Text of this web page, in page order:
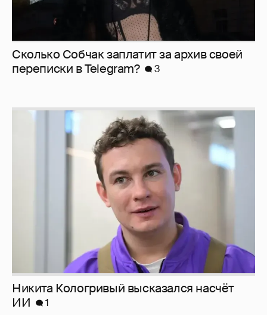
Сколько Собчак заплатит за архив своей
перeписки в Telegram?
3
Никита Кологривый высказался насчёт
ИИ
1